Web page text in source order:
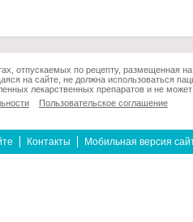
отпускаемых по рецепту, размещенная
на сайте, не должна использоваться
лекарственных препаратов и не
Пользовательское соглашение
Контакты Мобильная версия